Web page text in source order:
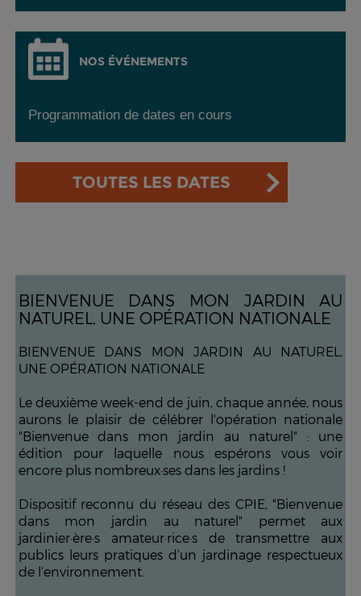
NOS ÉVÉNEMENTS
Programmation de dates en cours
TOUTES LES DATES
BIENVENUE DANS MON JARDIN AU
NATUREL, UNE OPÉRATION NATIONALE
BIENVENUE DANS MON JARDIN AU NATUREL,
UNE OPÉRATION NATIONALE
Le deuxième week-end de juin, chaque année, nous
aurons le plaisir de célébrer l'opération nationale
"Bienvenue dans mon jardin au naturel" : une
édition pour laquelle nous espérons vous voir
encore plus nombreux·ses dans les jardins !
Dispositif reconnu du réseau des CPIE, "Bienvenue
dans mon jardin au naturel" permet aux
jardinier·ère·s amateur·rice·s de transmettre aux
publics leurs pratiques d’un jardinage respectueux
de l’environnement.